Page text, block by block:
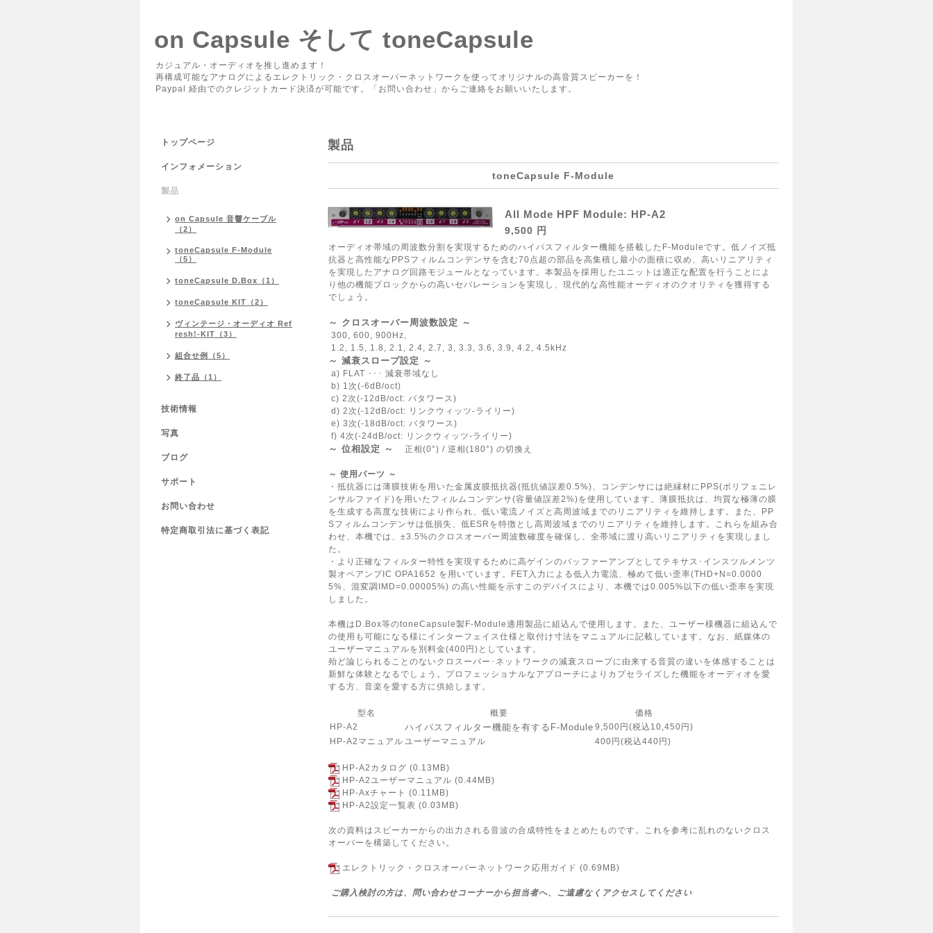
on Capsule そして toneCapsule
カジュアル・オーディオを推し進めます！
再構成可能なアナログによるエレクトリック・クロスオーバーネットワークを使ってオリジナルの高音質スピーカーを！
Paypal 経由でのクレジットカード決済が可能です。「お問い合わせ」からご連絡をお願いいたします。
製品
toneCapsule F-Module
All Mode HPF Module: HP-A2
9,500 円
オーディオ帯域の周波数分割を実現するためのハイパスフィルター機能を搭載したF-Moduleです。低ノイズ抵
抗器と高性能なPPSフィルムコンデンサを含む70点超の部品を高集積し最小の面積に収め、高いリニアリティ
を実現したアナログ回路モジュールとなっています。本製品を採用したユニットは適正な配置を行うことによ
り他の機能ブロックからの高いセパレーションを実現し、現代的な高性能オーディオのクオリティを獲得する
でしょう。
～ クロスオーバー周波数設定 ～
300, 600, 900Hz,
1.2, 1.5, 1.8, 2.1, 2.4, 2.7, 3, 3.3, 3.6, 3.9, 4.2, 4.5kHz
～ 減衰スロープ設定 ～
a) FLAT ･･･ 減衰帯域なし
b) 1次(-6dB/oct)
c) 2次(-12dB/oct: バタワース)
d) 2次(-12dB/oct: リンクウィッツ-ライリー)
e) 3次(-18dB/oct: バタワース)
f) 4次(-24dB/oct: リンクウィッツ-ライリー)
～ 位相設定 ～ 正相(0°) / 逆相(180°) の切換え
～ 使用パーツ ～
・抵抗器には薄膜技術を用いた金属皮膜抵抗器(抵抗値誤差0.5%)、コンデンサには絶縁材にPPS(ポリフェニレ
ンサルファイド)を用いたフィルムコンデンサ(容量値誤差2%)を使用しています。薄膜抵抗は、均質な極薄の膜
を生成する高度な技術により作られ、低い電流ノイズと高周波域までのリニアリティを維持します。また、PP
Sフィルムコンデンサは低損失、低ESRを特徴とし高周波域までのリニアリティを維持します。これらを組み合
わせ、本機では、±3.5%のクロスオーバー周波数確度を確保し、全帯域に渡り高いリニアリティを実現しまし
た。
・より正確なフィルター特性を実現するために高ゲインのバッファーアンプとしてテキサス･インスツルメンツ
製オペアンプIC OPA1652 を用いています。FET入力による低入力電流、極めて低い歪率(THD+N=0.0000
5%、混変調IMD=0.00005%) の高い性能を示すこのデバイスにより、本機では0.005%以下の低い歪率を実現
しました。
本機はD.Box等のtoneCapsule製F-Module適用製品に組込んで使用します。また、ユーザー様機器に組込んで
の使用も可能になる様にインターフェイス仕様と取付け寸法をマニュアルに記載しています。なお、紙媒体の
ユーザーマニュアルを別料金(400円)としています。
殆ど論じられることのないクロスーバー･ネットワークの減衰スロープに由来する音質の違いを体感することは
新鮮な体験となるでしょう。プロフェッショナルなアプローチによりカプセライズした機能をオーディオを愛
する方、音楽を愛する方に供給します。
型名 概要
価格
HP-A2
ハイパスフィルター機能を有するF-Module 9,500円(税込10,450円)
HP-A2マニュアル ユーザーマニュアル 400円(税込440円)
HP-A2カタログ (0.13MB)
HP-A2ユーザーマニュアル (0.44MB)
HP-Axチャート (0.11MB)
HP-A2設定一覧表 (0.03MB)
次の資料はスピーカーからの出力される音波の合成特性をまとめたものです。これを参考に乱れのないクロス
オーバーを構築してください。
エレクトリック・クロスオーバーネットワーク応用ガイド (0.69MB)
ご購入検討の方は、問い合わせコーナーから担当者へ、ご遠慮なくアクセスしてください
トップページ
インフォメーション
製品
on Capsule 音響ケーブル
（2）
toneCapsule F-Module
（5）
toneCapsule D.Box（1）
toneCapsule KIT（2）
ヴィンテージ・オーディオ Ref
resh!-KIT（3）
組合せ例（5）
終了品（1）
技術情報
写真
ブログ
サポート
お問い合わせ
特定商取引法に基づく表記